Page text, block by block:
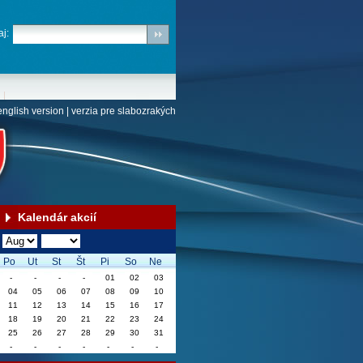
Kalendár akcií
Po Ut St Št Pi So Ne
version verzia pre slabozrakých